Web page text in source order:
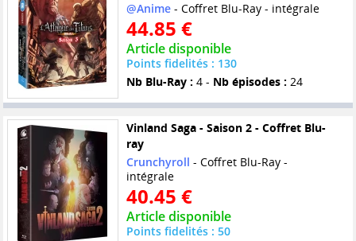
@Anime- Coffret Blu-Ray - intégrale
44.85 €
Article disponible
Points fidelités : 130
Nb Blu-Ray : 4 - Nb épisodes : 24
Vinland Saga - Saison 2 - Coffret Blu-
ray
Crunchyroll - Coffret Blu-Ray -
intégrale
40.45 €
Article disponible
Points fidelités : 50